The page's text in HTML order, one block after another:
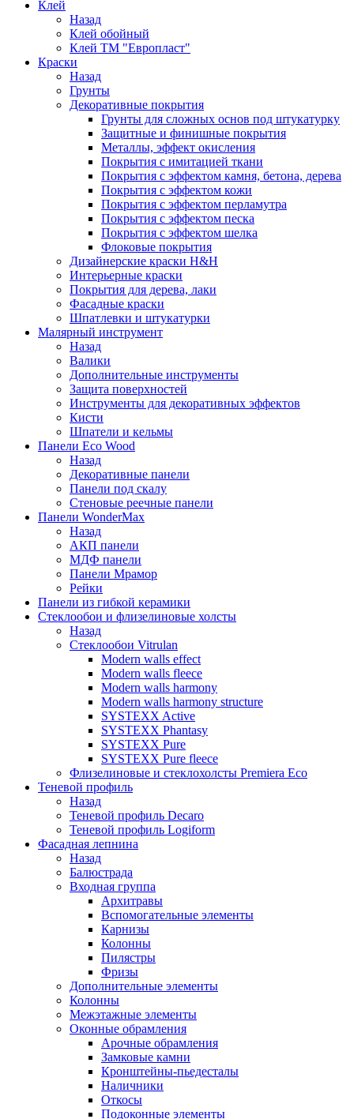
Клей
Назад
Клей обойный
Клей ТМ "Европласт"
Краски
Назад
Грунты
Декоративные покрытия
Грунты для сложных основ под штукатурку
Защитные и финишные покрытия
Металлы, эффект окисления
Покрытия с имитацией ткани
Покрытия с эффектом камня, бетона, дерева
Покрытия с эффектом кожи
Покрытия с эффектом перламутра
Покрытия с эффектом песка
Покрытия с эффектом шелка
Флоковые покрытия
Дизайнерские краски H&H
Интерьерные краски
Покрытия для дерева, лаки
Фасадные краски
Шпатлевки и штукатурки
Малярный инструмент
Назад
Валики
Дополнительные инструменты
Защита поверхностей
Инструменты для декоративных эффектов
Кисти
Шпатели и кельмы
Панели Eco Wood
Назад
Декоративные панели
Панели под скалу
Стеновые реечные панели
Панели WonderMax
Назад
АКП панели
МДФ панели
Панели Мрамор
Рейки
Панели из гибкой керамики
Стеклообои и флизелиновые холсты
Назад
Стеклообои Vitrulan
Modern walls effect
Modern walls fleece
Modern walls harmony
Modern walls harmony structure
SYSTEXX Active
SYSTEXX Phantasy
SYSTEXX Pure
SYSTEXX Pure fleece
Флизелиновые и стеклохолсты Premiera Eco
Теневой профиль
Назад
Теневой профиль Decaro
Теневой профиль Logiform
Фасадная лепнина
Назад
Балюстрада
Входная группа
Архитравы
Вспомогательные элементы
Карнизы
Колонны
Пилястры
Фризы
Дополнительные элементы
Колонны
Межэтажные элементы
Оконные обрамления
Арочные обрамления
Замковые камни
Кронштейны-пьедесталы
Наличники
Откосы
Подоконные элементы